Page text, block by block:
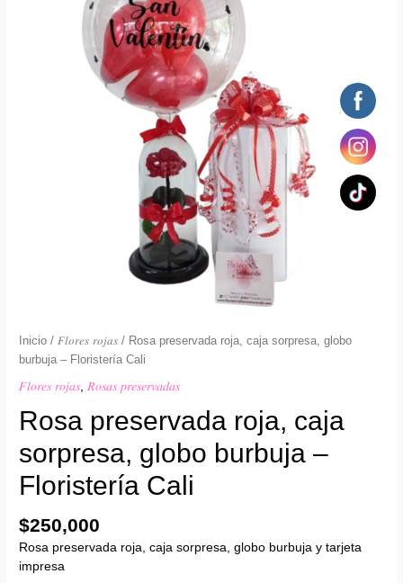
Inicio / 𝐹𝑙𝑜𝑟𝑒𝑠 𝑟𝑜𝑗𝑎𝑠 / Rosa preservada roja, caja sorpresa, globo
burbuja – Floristería Cali
𝐹𝑙𝑜𝑟𝑒𝑠 𝑟𝑜𝑗𝑎𝑠,𝑅𝑜𝑠𝑎𝑠 𝑝𝑟𝑒𝑠𝑒𝑟𝑣𝑎𝑑𝑎𝑠
Rosa preservada roja, caja
sorpresa, globo burbuja –
Floristería Cali
$250,000
Rosa preservada roja, caja sorpresa, globo burbuja y tarjeta
impresa